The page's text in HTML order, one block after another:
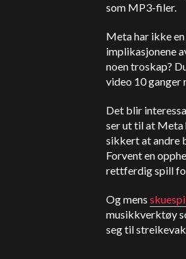
som MP3-filer.
Meta har ikke
implikasjonene
noen troskap?
video 10 ganger
Det blir
ser ut til at Meta
sikkert at andre
Forvent en
rettferdig spill
Og mens
musikkverktøy
seg til